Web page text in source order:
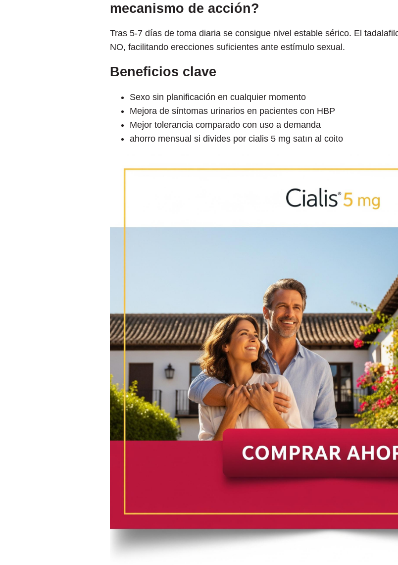
mecanismo de acción?
Tras 5-7 días de toma diaria se consigue nivel estable sérico. El
NO, facilitando erecciones suficientes ante estímulo sexual.
Beneficios clave
Sexo sin planificación en cualquier momento
Mejora de síntomas urinarios en pacientes con HBP
Mejor tolerancia comparado con uso a demanda
ahorro mensual si divides por cialis 5 mg satın al coito